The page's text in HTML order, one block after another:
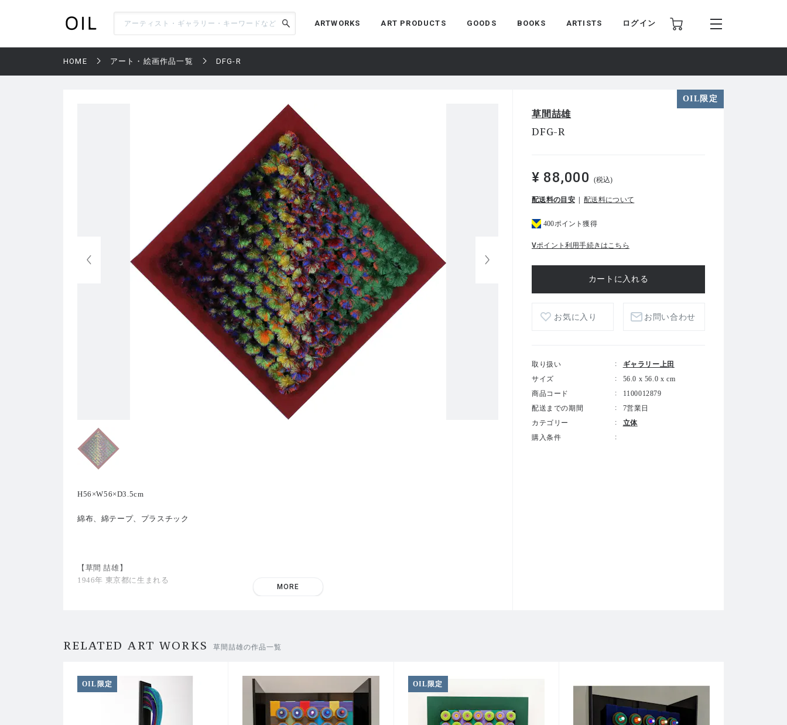
ARTWORKS ART PRODUCTS GOODS BOOKS ARTISTS ログイン
HOME アート・絵画作品一覧 DFG-R
OIL限定
H56×W56×D3.5cm
綿布、綿テープ、プラスチック
【草間 喆雄】
1946年 東京都に生まれる
2001年 文化庁派遣芸術家在外研修員 就任
MORE
草間喆雄
DFG-R
¥ 88,000 (税込)
配送料の目安 配送料について
400ポイント獲得
Vポイント利用手続きはこちら
お気に入り お問い合わせ
取り扱い
ギャラリー上田
サイズ
56.0 x 56.0 x cm
商品コード
1100012879
配送までの期間
7営業日
カテゴリー
立体
購入条件
RELATED ART WORKS 草間喆雄の作品一覧
OIL限定 OIL限定